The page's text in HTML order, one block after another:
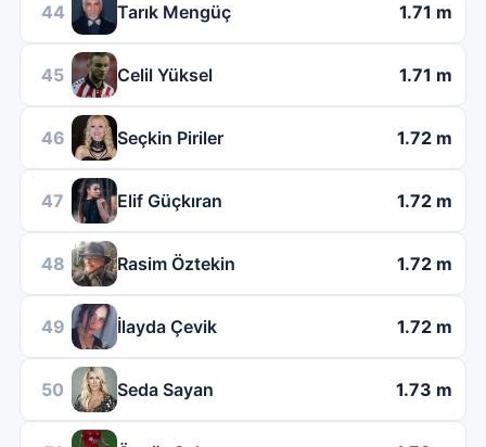
44 Tarık Mengüç 1.71 m
45 Celil Yüksel 1.71 m
46 Seçkin Piriler 1.72 m
47 Elif Güçkıran 1.72 m
48 Rasim Öztekin 1.72 m
49 İlayda Çevik 1.72 m
50 Seda Sayan 1.73 m